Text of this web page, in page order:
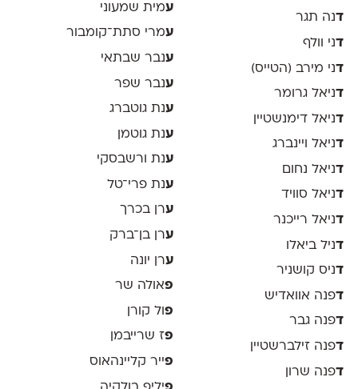
דנה תגר
דני וולף
דני מירב (הטייס)
דניאל גרומר
דניאל דימנשטיין
דניאל ויינברג
דניאל נחום
דניאל סוויד
דניאל רייכנר
דניל ביאלו
דניס קושניר
דפנה אוואדיש
דפנה גבר
דפנה זילברשטיין
דפנה שרון
עמית שמעוני
עמרי סתת־קומבור
ענבר שבתאי
ענבר שפר
ענת גוטברג
ענת גוטמן
ענת ורשבסקי
ענת פרי־טל
ערן בכרך
ערן בן־ברק
ערן יונה
פאולה שר
פ ול קורן
פז שרייבמן
פייר קליינהאוס